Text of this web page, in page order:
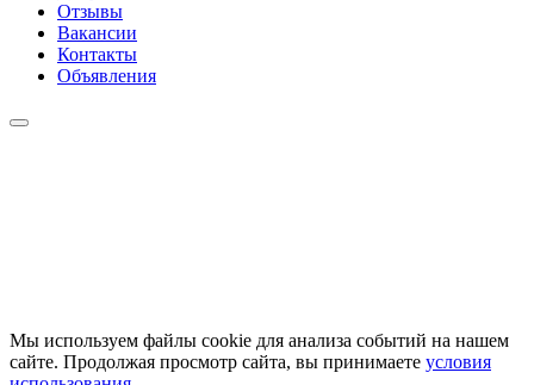
Отзывы
Вакансии
Контакты
Объявления
Мы используем файлы cookie для анализа событий на нашем
сайте. Продолжая просмотр сайта, вы принимаете условия